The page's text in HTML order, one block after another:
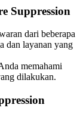
Suppression
dari beberapa
dan layanan yang
memahami
dilakukan.